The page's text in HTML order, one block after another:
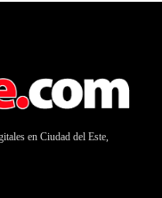
en Ciudad del Este,